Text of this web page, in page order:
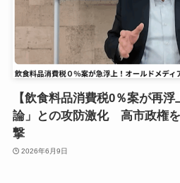
【飲食料品消費税0％案が再
論」との攻防激化 高市政権
撃
2026年6月9日